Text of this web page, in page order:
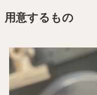
用意するもの